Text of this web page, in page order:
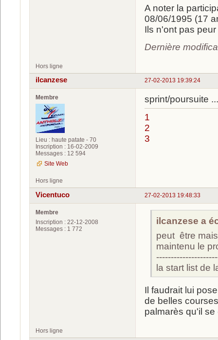
A noter la
08/06/1995 (17
Ils n'ont pas
Dernière
Hors ligne
27-02-2013 19:39:24
ilcanzese
Membre
Lieu : haute patate - 70
Inscription : 16-02-2009
Messages : 12 594
Site Web
sprint/poursuite
1
2
3
Hors ligne
27-02-2013 19:48:33
Vicentuco
Membre
Inscription : 22-12-2008
Messages : 1 772
ilcanzese a
peut être
maintenu le
la start list de
Il faudrait lui
de belles
palmarès qu'il
Hors ligne